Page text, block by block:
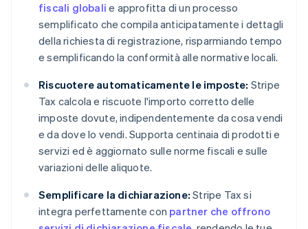
fiscali globali e approfitta di un processo
semplificato che compila anticipatamente i dettagli
della richiesta di registrazione, risparmiando tempo
e semplificando la conformità alle normative locali.
Riscuotere automaticamente le imposte: Stripe
Tax calcola e riscuote l'importo corretto delle
imposte dovute, indipendentemente da cosa vendi
e da dove lo vendi. Supporta centinaia di prodotti e
servizi ed è aggiornato sulle norme fiscali e sulle
variazioni delle aliquote.
Semplificare la dichiarazione: Stripe Tax si
integra perfettamente con partner che offrono